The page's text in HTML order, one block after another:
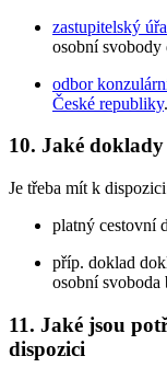
zastupitelský
osobní svobody
odbor
České republiky.
10. Jaké
Je třeba mít k
platný cestovní
příp. doklad
osobní svoboda
11. Jaké jsou
dispozici